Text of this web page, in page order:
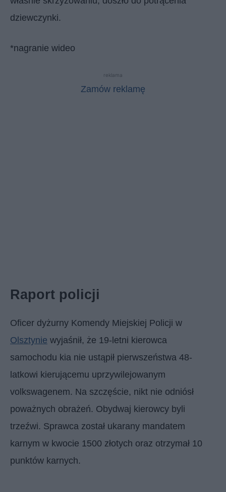
dziewczynki.
*nagranie wideo
reklama
Zamów reklamę
Raport policji
Oficer dyżurny Komendy Miejskiej Policji w
Olsztynie wyjaśnił, że 19-letni kierowca
samochodu kia nie ustąpił pierwszeństwa 48-
latkowi kierującemu uprzywilejowanym
volkswagenem. Na szczęście, nikt nie odniósł
poważnych obrażeń. Obydwaj kierowcy byli
trzeźwi. Sprawca został ukarany mandatem
karnym w kwocie 1500 złotych oraz otrzymał 10
punktów karnych.